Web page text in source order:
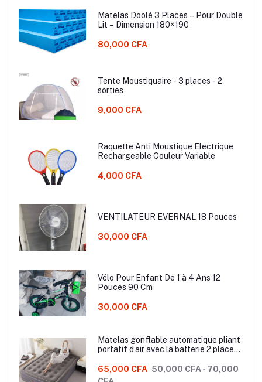
Matelas Doolé 3 Places – Pour Double
Lit – Dimension 180×190
80,000 CFA
Tente Moustiquaire - 3 places - 2
sorties
9,000 CFA
Raquette Anti Moustique Electrique
Rechargeable Couleur Variable
4,000 CFA
VENTILATEUR EVERNAL 18 Pouces
30,000 CFA
Vélo Pour Enfant De 1 à 4 Ans 12
Pouces 90 Cm
30,000 CFA
Matelas gonflable automatique pliant
portatif d’air avec la batterie 2 place
65,000 CFA 50,000 CFA - 70,000